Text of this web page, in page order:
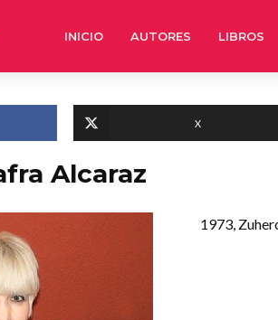
INICIO AUTORES LIBROS
X
Alcaraz
1973,